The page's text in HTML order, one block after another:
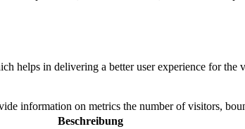
helps in delivering a better user experience for the
information on metrics the number of visitors,
Beschreibung